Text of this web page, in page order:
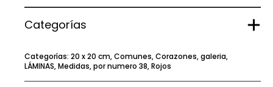
Categorías
Categorías: 20 x 20 cm,Comunes,Corazones,galeria,
LÁMINAS,Medidas,por numero 38,Rojos